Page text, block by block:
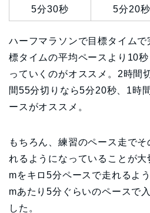
5分30秒 5分20秒
ハーフマラソンで目標タイムで
標タイムの平均ペースより10
っていくのがオススメ。2時間
間55分切りなら5分20秒、1時
ースがオススメ。
もちろん、練習のペース走で
れるようになっていることが
mをキロ5分ペースで走れるよ
mあたり5分ぐらいのペースで
した。